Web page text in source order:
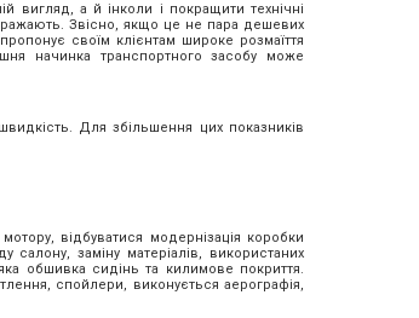
вигляд, а й інколи і покращити технічні
Звісно, якщо це не пара дешевих
своїм клієнтам широке розмаїття
начинка транспортного засобу може
Для збільшення цих показників
відбуватися модернізація коробки
салону, заміну матеріалів, використаних
обшивка сидінь та килимове покриття.
спойлери, виконується аерографія,